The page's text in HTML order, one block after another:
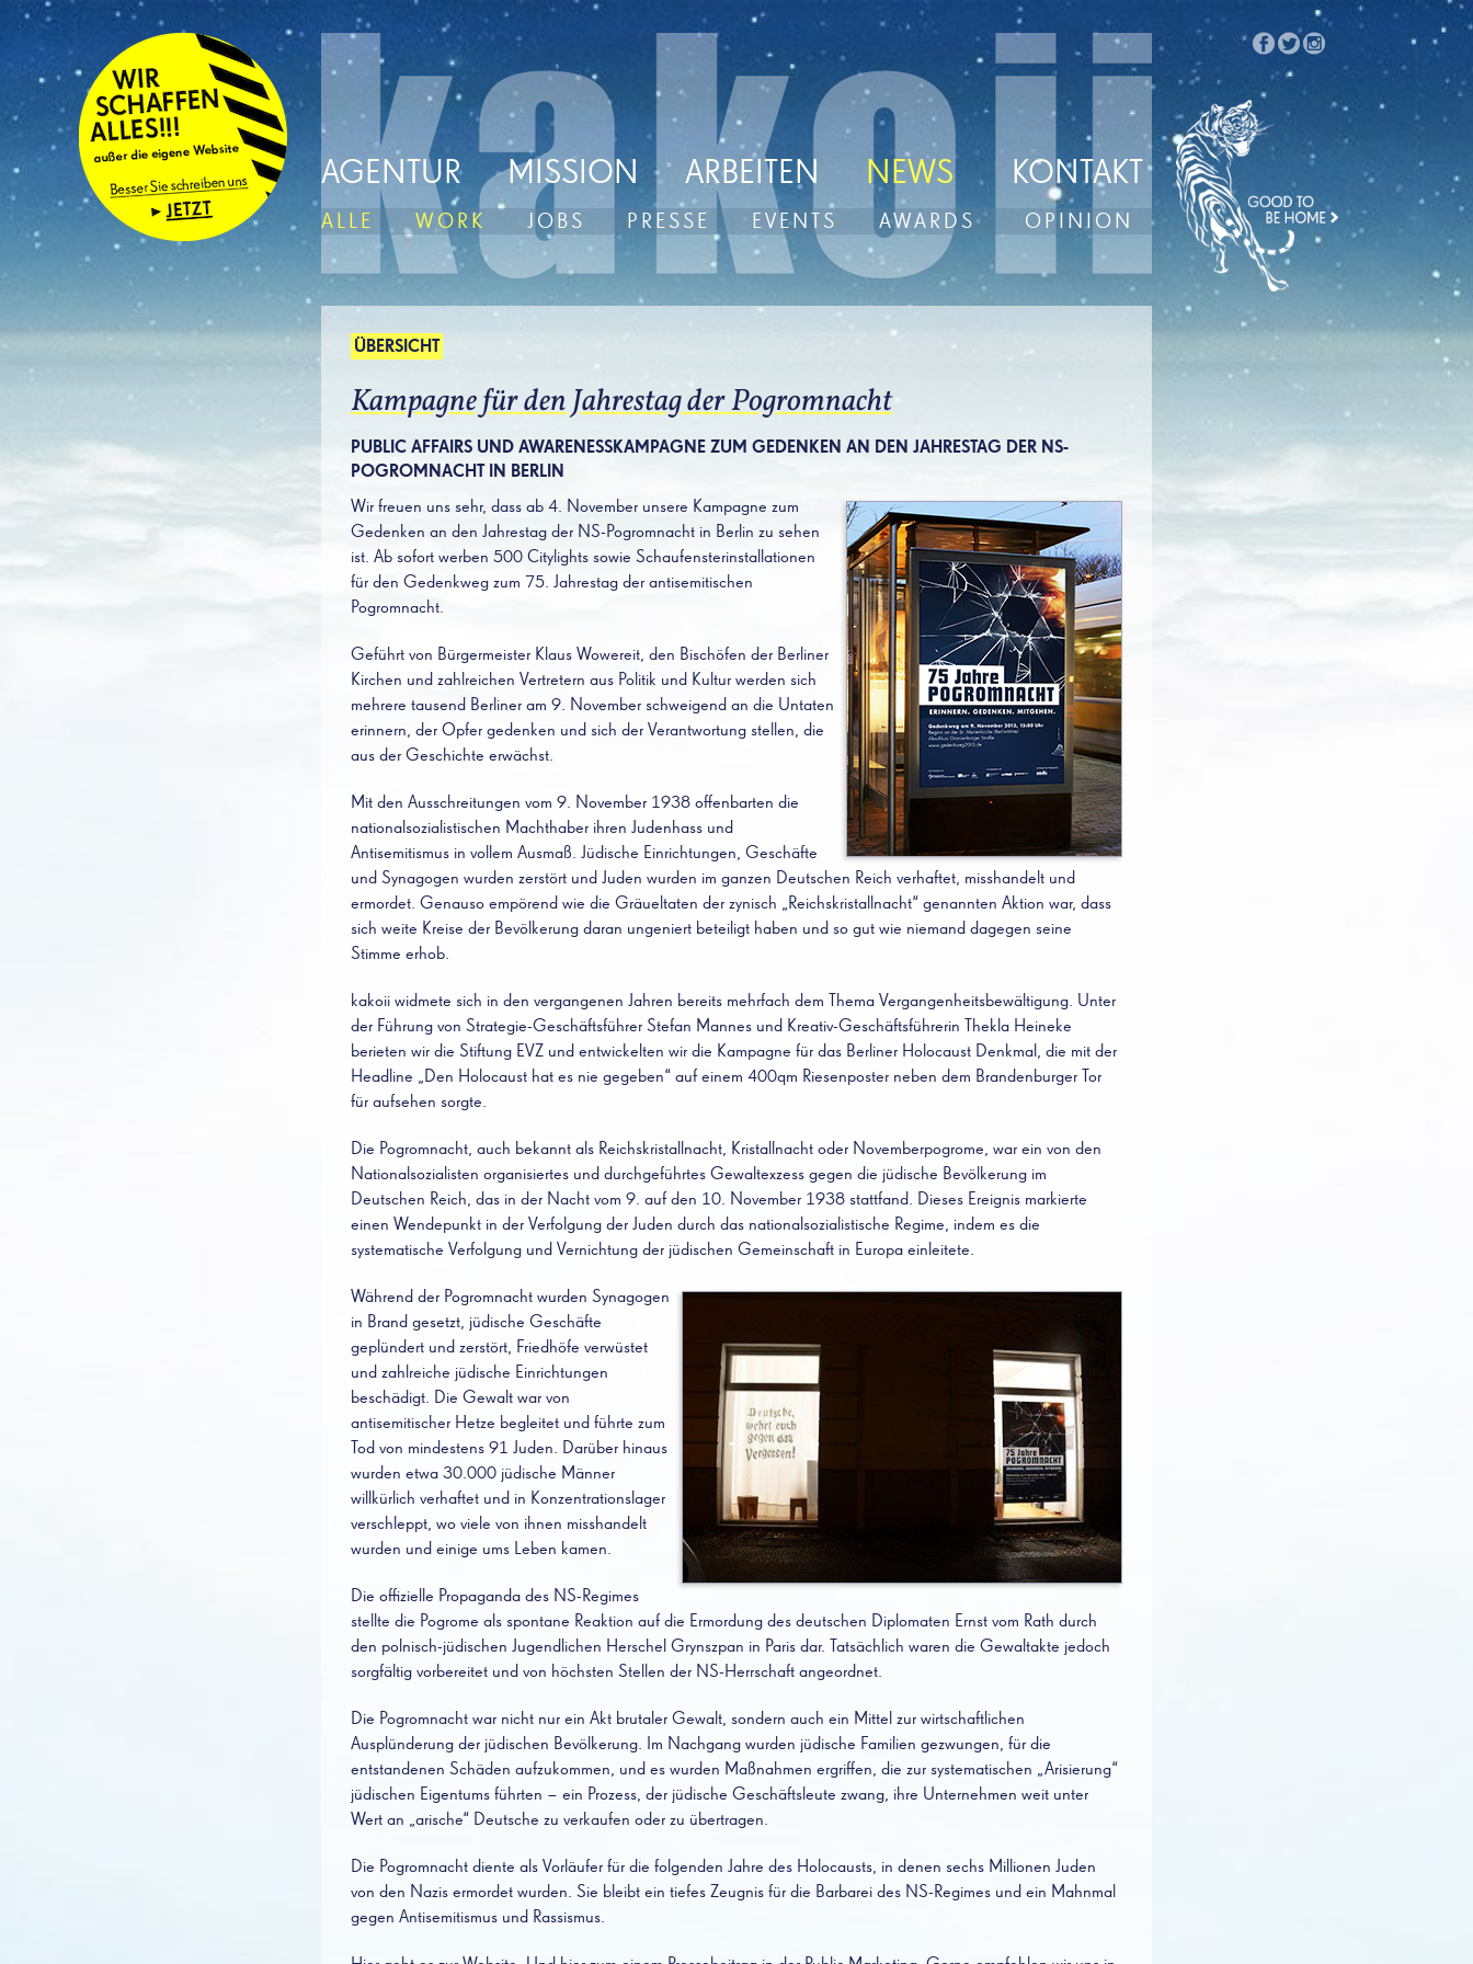
AGENTUR MISSION ARBEITEN NEWS
ALLE WORK JOBS PRESSE EVENTS AWARDS OPINION
KONTAKT
ÜBERSICHT
Kampagne für den Jahrestag der Pogromnacht
PUBLIC AFFAIRS UND AWARENESSKAMPAGNE ZUM GEDENKEN AN DEN JAHRESTAG DER NS-
POGROMNACHT IN BERLIN
Wir freuen uns sehr, dass ab 4. November unsere Kampagne zum
Gedenken an den Jahrestag der NS-Pogromnacht in Berlin zu sehen
ist. Ab sofort werben 500 Citylights sowie Schaufensterinstallationen
für den Gedenkweg zum 75. Jahrestag der antisemitischen
Pogromnacht.
Geführt von Bürgermeister Klaus Wowereit, den Bischöfen der Berliner
Kirchen und zahlreichen Vertretern aus Politik und Kultur werden sich
mehrere tausend Berliner am 9. November schweigend an die Untaten
erinnern, der Opfer gedenken und sich der Verantwortung stellen, die
aus der Geschichte erwächst.
Mit den Ausschreitungen vom 9. November 1938 offenbarten die
nationalsozialistischen Machthaber ihren Judenhass und
Antisemitismus in vollem Ausmaß. Jüdische Einrichtungen, Geschäfte
und Synagogen wurden zerstört und Juden wurden im ganzen Deutschen Reich verhaftet, misshandelt und
ermordet. Genauso empörend wie die Gräueltaten der zynisch „Reichskristallnacht“ genannten Aktion war, dass
sich weite Kreise der Bevölkerung daran ungeniert beteiligt haben und so gut wie niemand dagegen seine
Stimme erhob.
kakoii widmete sich in den vergangenen Jahren bereits mehrfach dem Thema Vergangenheitsbewältigung. Unter
der Führung von Strategie-Geschäftsführer Stefan Mannes und Kreativ-Geschäftsführerin Thekla Heineke
berieten wir die Stiftung EVZ und entwickelten wir die Kampagne für das Berliner Holocaust Denkmal, die mit der
Headline „Den Holocaust hat es nie gegeben“ auf einem 400qm Riesenposter neben dem Brandenburger Tor
für aufsehen sorgte.
Die Pogromnacht, auch bekannt als Reichskristallnacht, Kristallnacht oder Novemberpogrome, war ein von den
Nationalsozialisten organisiertes und durchgeführtes Gewaltexzess gegen die jüdische Bevölkerung im
Deutschen Reich, das in der Nacht vom 9. auf den 10. November 1938 stattfand. Dieses Ereignis markierte
einen Wendepunkt in der Verfolgung der Juden durch das nationalsozialistische Regime, indem es die
systematische Verfolgung und Vernichtung der jüdischen Gemeinschaft in Europa einleitete.
Während der Pogromnacht wurden Synagogen
in Brand gesetzt, jüdische Geschäfte
geplündert und zerstört, Friedhöfe verwüstet
und zahlreiche jüdische Einrichtungen
beschädigt. Die Gewalt war von
antisemitischer Hetze begleitet und führte zum
Tod von mindestens 91 Juden. Darüber hinaus
wurden etwa 30.000 jüdische Männer
willkürlich verhaftet und in Konzentrationslager
verschleppt, wo viele von ihnen misshandelt
wurden und einige ums Leben kamen.
Die offizielle Propaganda des NS-Regimes
stellte die Pogrome als spontane Reaktion auf die Ermordung des deutschen Diplomaten Ernst vom Rath durch
den polnisch-jüdischen Jugendlichen Herschel Grynszpan in Paris dar. Tatsächlich waren die Gewaltakte jedoch
sorgfältig vorbereitet und von höchsten Stellen der NS-Herrschaft angeordnet.
Die Pogromnacht war nicht nur ein Akt brutaler Gewalt, sondern auch ein Mittel zur wirtschaftlichen
Ausplünderung der jüdischen Bevölkerung. Im Nachgang wurden jüdische Familien gezwungen, für die
entstandenen Schäden aufzukommen, und es wurden Maßnahmen ergriffen, die zur systematischen „Arisierung“
jüdischen Eigentums führten – ein Prozess, der jüdische Geschäftsleute zwang, ihre Unternehmen weit unter
Wert an „arische“ Deutsche zu verkaufen oder zu übertragen.
Die Pogromnacht diente als Vorläufer für die folgenden Jahre des Holocausts, in denen sechs Millionen Juden
von den Nazis ermordet wurden. Sie bleibt ein tiefes Zeugnis für die Barbarei des NS-Regimes und ein Mahnmal
gegen Antisemitismus und Rassismus.